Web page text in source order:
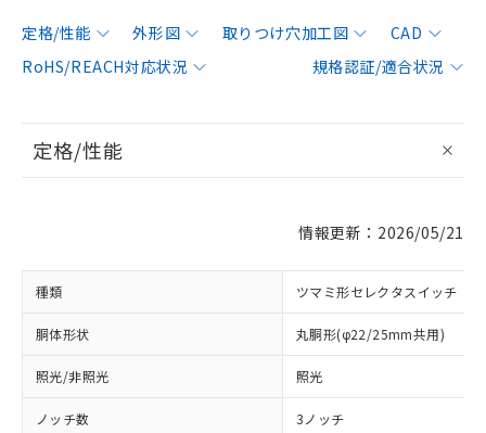
定格/性能 外形図 取りつけ穴加工図
CAD
RoHS/REACH対応状況
規格認証/適合状況
定格/性能
情報更新：2026/05/21
種類 ツマミ形セレクタスイッチ
胴体形状 丸胴形(φ22/25mm共用)
照光/非照光 照光
ノッチ数 3ノッチ